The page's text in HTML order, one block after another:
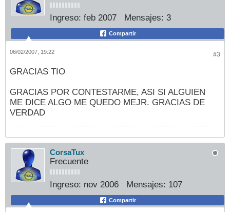
Ingreso: feb 2007 Mensajes: 3
Compartir
#3
06/02/2007, 19:22
GRACIAS TIO
GRACIAS POR CONTESTARME, ASI SI ALGUIEN
ME DICE ALGO ME QUEDO MEJR. GRACIAS DE
VERDAD
CorsaTux
Frecuente
Ingreso: nov 2006 Mensajes: 107
Compartir